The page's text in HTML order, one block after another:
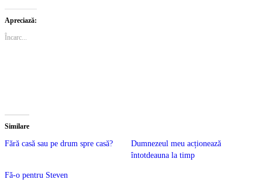
Apreciază:
Încarc...
Similare
Fără casă sau pe drum spre casă?
Dumnezeul meu acționează
întotdeauna la timp
Fă-o pentru Steven